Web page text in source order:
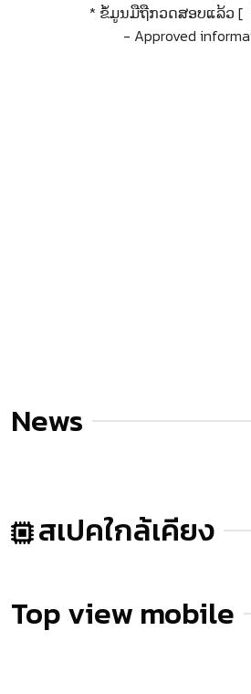
* ຂໍ້ມູນມືຖືກວດສອບແລ້ວ [
- Approved
News
สเปคใกล้เคียง
Top view mobile